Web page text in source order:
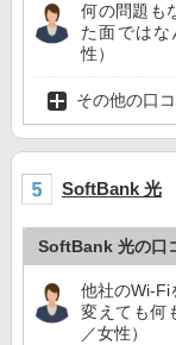
何の問題も
た面では
性）
その他の口
SoftBank 光
SoftBank 光の口
他社のWi-Fi
変えても何
／女性）